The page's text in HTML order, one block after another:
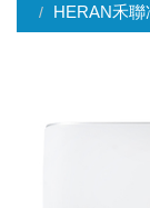
HERAN禾聯